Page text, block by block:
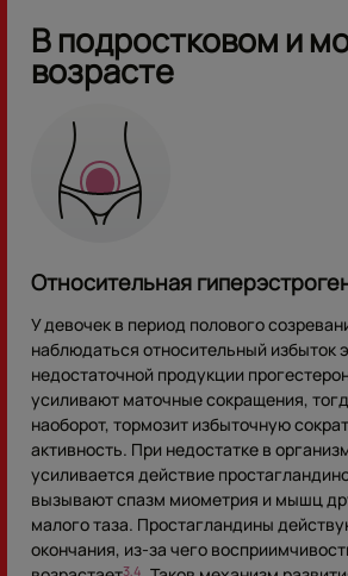
В подростковом и
возрасте
Относительная
У девочек в период полового
наблюдаться относительный избыток
недостаточной продукции
усиливают маточные сокращения,
наоборот, тормозит избыточную
активность. При недостатке в
усиливается действие
вызывают спазм миометрия и мышц
малого таза. Простагландины
окончания, из-за чего
3,4